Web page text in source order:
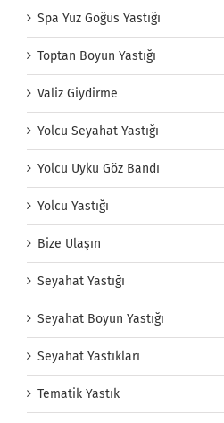
Spa Yüz Göğüs Yastığı
Toptan Boyun Yastığı
Valiz Giydirme
Yolcu Seyahat Yastığı
Yolcu Uyku Göz Bandı
Yolcu Yastığı
Bize Ulaşın
Seyahat Yastığı
Seyahat Boyun Yastığı
Seyahat Yastıkları
Tematik Yastık